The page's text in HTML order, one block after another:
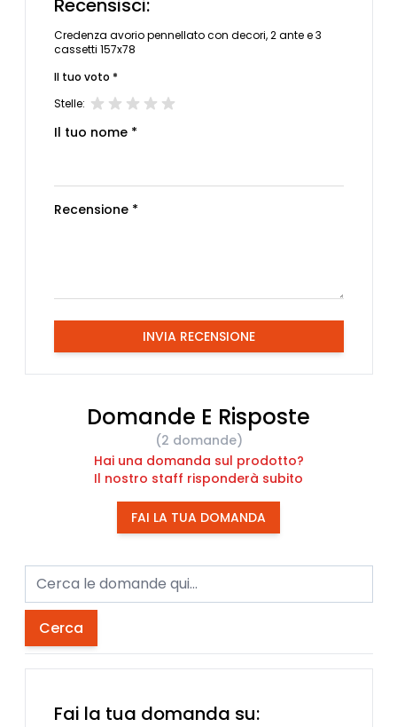
Credenza avorio pennellato con decori, 2 ante e 3
cassetti 157x78
Il tuo voto *
Stelle:
Il tuo nome *
Recensione *
INVIA RECENSIONE
Domande E Risposte
(2 domande)
Hai una domanda sul prodotto?
Il nostro staff risponderà subito
FAI LA TUA DOMANDA
Cerca
Fai la tua domanda su: